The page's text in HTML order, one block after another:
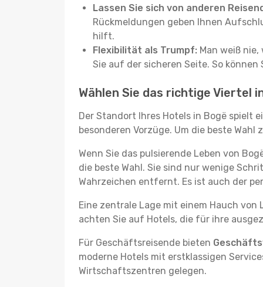
Lassen Sie sich von anderen
Rückmeldungen geben Ihnen
hilft.
Flexibilität als Trumpf: Man weiß
Sie auf der sicheren Seite. So
Wählen Sie das richtige Viertel
Der Standort Ihres Hotels in Bogë spielt
besonderen Vorzüge. Um die beste
Wenn Sie das pulsierende Leben von
die beste Wahl. Sie sind nur wenige
Wahrzeichen entfernt. Es ist auch der
Eine zentrale Lage mit einem Hauch
achten Sie auf Hotels, die für ihre
Für Geschäftsreisende bieten
moderne Hotels mit erstklassigen
Wirtschaftszentren gelegen.